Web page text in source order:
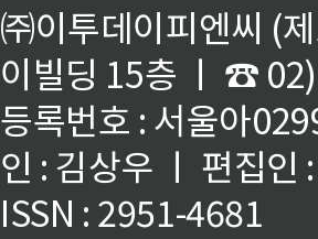
㈜이투데이피엔씨 (
이빌딩 15층 ㅣ ☎
등록번호 : 서울아
인 : 김상우 ㅣ 편집인
ISSN : 2951-4681